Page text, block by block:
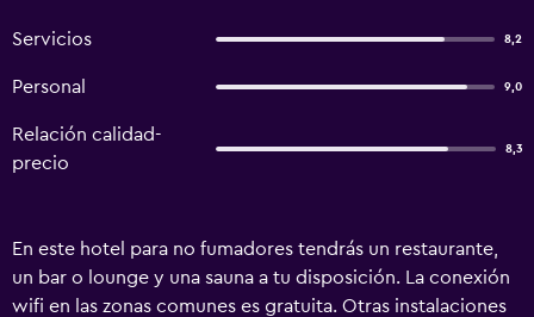
Servicios 8,2
Personal 9,0
Relación calidad-
precio
8,3
En este hotel para no fumadores tendrás un restaurante,
un bar o lounge y una sauna a tu disposición. La conexión
wifi en las zonas comunes es gratuita. Otras instalaciones